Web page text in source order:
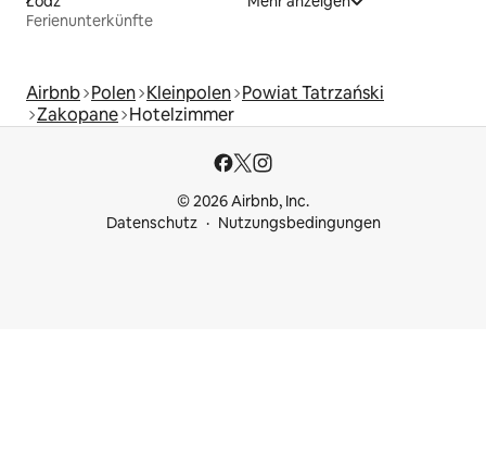
Ferienunterkünfte
Airbnb Polen Kleinpolen Powiat Tatrzański
Zakopane Hotelzimmer
© 2026 Airbnb, Inc.
Datenschutz
Nutzungsbedingungen